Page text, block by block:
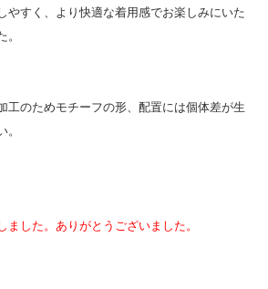
やすく、より快適な着用感でお楽しみにいた
工のためモチーフの形、配置には個体差が生
。
ました。ありがとうございました。